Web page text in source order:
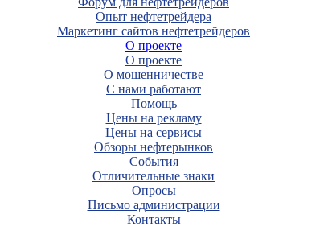
Опыт нефтетрейдера
Маркетинг сайтов нефтетрейдеров
О проекте
О проекте
О мошенничестве
С нами работают
Помощь
Цены на рекламу
Цены на сервисы
Обзоры нефтерынков
События
Отличительные знаки
Опросы
Письмо администрации
Контакты